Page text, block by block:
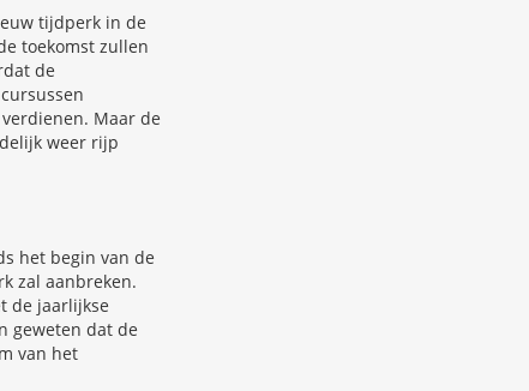
tijdperk in de
toekomst zullen
de
Maar de
weer rijp
het begin van de
zal aanbreken.
de jaarlijkse
geweten dat de
van het